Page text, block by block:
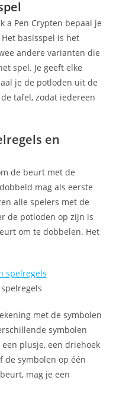
a Pen Crypten bepaal je
basisspel is het
andere varianten die
spel. Je geeft elke
je de potloden uit de
tafel, zodat iedereen
en
de beurt met de
mag als eerste
alle spelers met de
de potloden op zijn is
om te dobbelen. Het
met de symbolen
symbolen
plusje, een driehoek
de symbolen op één
mag je een